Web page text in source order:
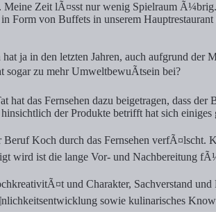
Meine Zeit lÃ¤sst nur wenig Spielraum
Form von Buffets in unserem
ja in den letzten Jahren, auch aufgrund
sogar zu mehr UmweltbewuÃtsein bei?
hat das Fernsehen dazu beigetragen, dass
der Produkte betrifft hat sich
Beruf Koch durch das Fernsehen verfÃ¤lscht.
wird ist die lange Vor- und Nachbereitung
und Charakter, Sachverstand
sowie kulinarisches